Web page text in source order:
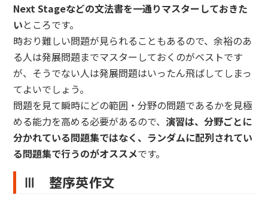
Next Stageなどの文法書を一通りマスターしておきた
いところです。
時おり難しい問題が見られることもあるので、余裕のあ
る人は発展問題までマスターしておくのがベストです
が、そうでない人は発展問題はいったん飛ばしてしまっ
てよいでしょう。
問題を見て瞬時にどの範囲・分野の問題であるかを見極
める能力を高める必要があるので、演習は、分野ごとに
分かれている問題集ではなく、ランダムに配列されてい
る問題集で行うのがオススメです。
Ⅲ 整序英作文